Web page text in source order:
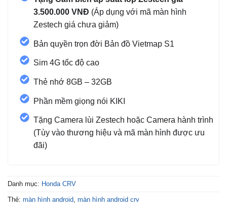
3.500.000 VNĐ (Áp dụng với mã màn hình
Zestech giá chưa giảm)
Bản quyền trọn đời Bản đồ Vietmap S1
Sim 4G tốc độ cao
Thẻ nhớ 8GB – 32GB
Phần mềm giọng nói KIKI
Tặng Camera lùi Zestech hoặc Camera hành trình
(Tùy vào thương hiệu và mã màn hình được ưu
đãi)
Danh mục: Honda CRV
Thẻ: màn hình android màn hình android crv